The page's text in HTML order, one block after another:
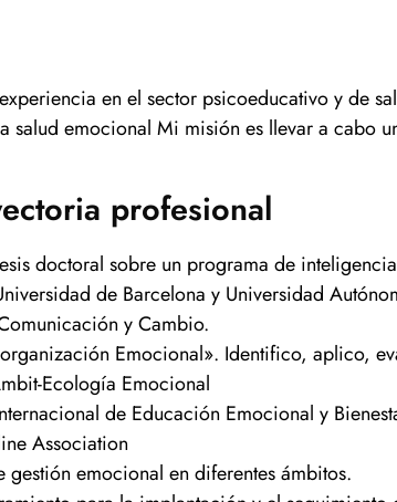
en el sector psicoeducativo y de
salud emocional Mi misión es llevar a
profesional
doctoral sobre un programa de
de Barcelona y Universidad
y Cambio.
Emocional». Identifico, aplico,
Ecología Emocional
de Educación Emocional y
Association
gestión emocional en diferentes ámbitos.